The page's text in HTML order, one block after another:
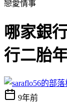
戀愛情事
哪家銀
行二胎
9年前